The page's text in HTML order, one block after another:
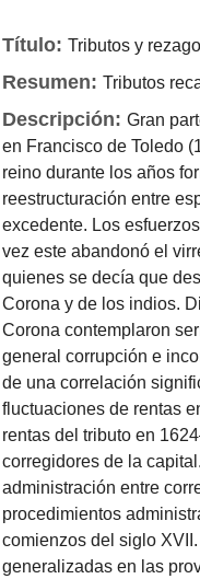
Título:Tributos y
Resumen:Tributos
Descripción:Gran
en Francisco de Toledo
reino durante los años
reestructuración entre
excedente. Los
vez este abandonó el
quienes se decía que
Corona y de los indios.
Corona contemplaron
general corrupción e
de una correlación
fluctuaciones de rentas
rentas del tributo en
corregidores de la
administración entre
procedimientos
comienzos del siglo
generalizadas en las